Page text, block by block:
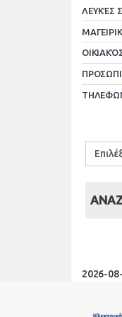
ΛΕΥΚΈΣ
2026-